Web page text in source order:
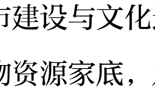
建设与文
资源家底